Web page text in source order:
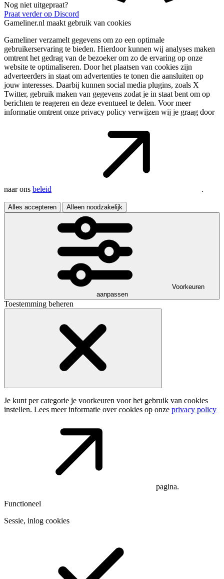
Nog niet uitgepraat?
Praat verder op Discord
Gameliner.nl maakt gebruik van cookies
Gameliner verzamelt gegevens om zo een optimale
gebruikerservaring te bieden. Hierdoor kunnen wij analyses maken
omtrent het gedrag van de bezoeker om zo de ervaring op onze
website te optimaliseren. Door het plaatsen van cookies zijn
adverteerders in staat om advertenties te tonen die aansluiten op
jouw interesses. Daarbij kunnen social media plugins, zoals X
Twitter, gebruik maken van gegevens zodat je in staat bent om op
berichten te reageren en deze eventueel te delen. Voor meer
informatie omtrent onze privacy policy verwijzen wij je graag door
naar ons beleid .
Alles accepteren Alleen noodzakelijk
Voorkeuren
aanpassen
Toestemming beheren
Je kunt per categorie je voorkeuren voor het gebruik van cookies
instellen. Lees meer informatie over cookies op onze privacy policy
pagina.
Functioneel
Sessie, inlog cookies